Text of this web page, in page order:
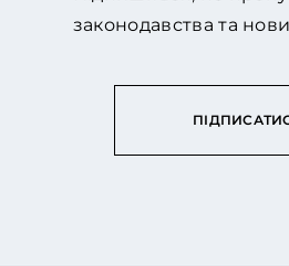
законодавства та